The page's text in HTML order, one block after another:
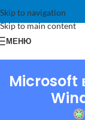
Skip to navigation
Skip to main content
МЕНЮ
Microsoft